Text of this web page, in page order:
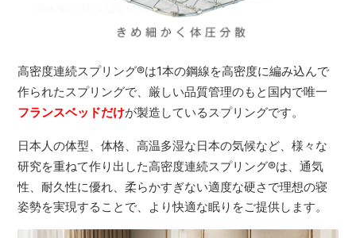
高密度連続スプリング®は1本の鋼線を高密度に編み込んで
作られたスプリングで、厳しい品質管理のもと国内で唯一
フランスベッドだけが製造しているスプリングです。
日本人の体型、体格、高温多湿な日本の気候など、様々な
研究を重ねて作り出した高密度連続スプリング®は、通気
性、耐久性に優れ、柔らかすぎない適度な硬さで理想の寝
姿勢を実現することで、より快適な眠りをご提供します。